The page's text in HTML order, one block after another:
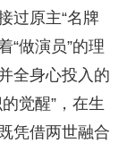
过原主“名牌
“做演员”的理
全身心投入的
觉醒”，在生
凭借两世融合